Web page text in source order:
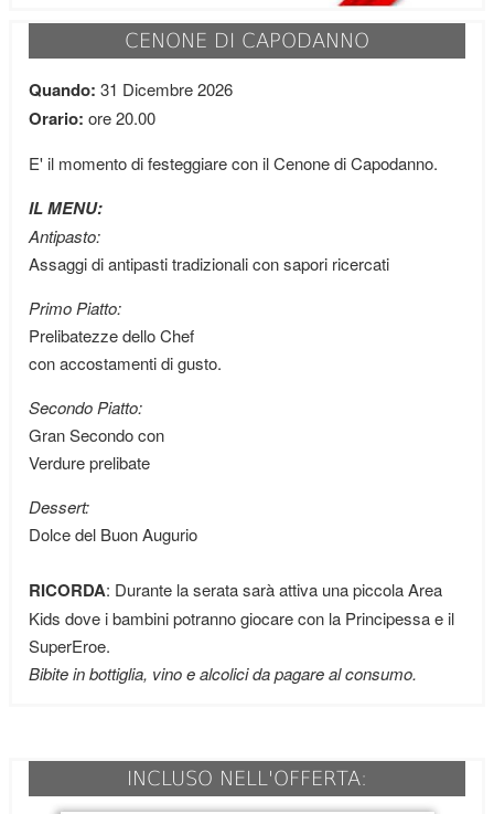
CENONE DI CAPODANNO
Quando: 31 Dicembre 2026
Orario: ore 20.00
E' il momento di festeggiare con il Cenone di Capodanno.
IL MENU:
Antipasto:
Assaggi di antipasti tradizionali con sapori ricercati
Primo Piatto:
Prelibatezze dello Chef
con accostamenti di gusto.
Secondo Piatto:
Gran Secondo con
Verdure prelibate
Dessert:
Dolce del Buon Augurio
RICORDA: Durante la serata sarà attiva una piccola Area
Kids dove i bambini potranno giocare con la Principessa e il
SuperEroe.
Bibite in bottiglia, vino e alcolici da pagare al consumo.
INCLUSO NELL'OFFERTA: